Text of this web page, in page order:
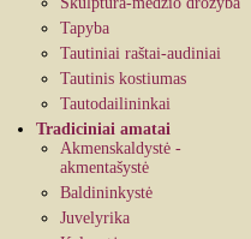
Tapyba
Tautiniai raštai-audiniai
Tautinis kostiumas
Tautodailininkai
Tradiciniai amatai
Akmenskaldystė -
akmentašystė
Baldininkystė
Juvelyrika